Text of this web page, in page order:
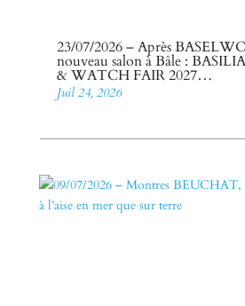
23/07/2026 – Après
nouveau salon à Bâle :
& WATCH FAIR 2027…
Juil 24, 2026